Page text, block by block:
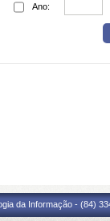
Ano:
da Informação - (84)